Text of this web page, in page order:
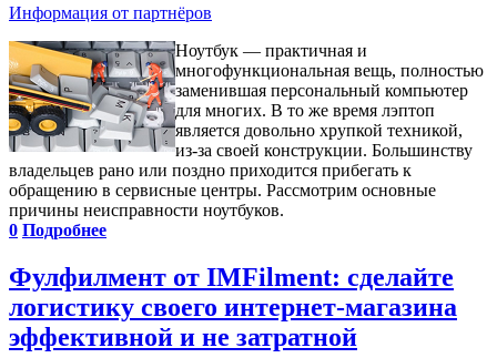
Информация от партнёров
Ноутбук — практичная и
многофункциональная вещь, полностью
заменившая персональный компьютер
для многих. В то же время лэптоп
является довольно хрупкой техникой,
из-за своей конструкции. Большинству
владельцев рано или поздно приходится прибегать к
обращению в сервисные центры. Рассмотрим основные
причины неисправности ноутбуков.
0 Подробнее
Фулфилмент от IMFilment: сделайте
логистику своего интернет-магазина
эффективной и не затратной